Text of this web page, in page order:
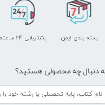
پشتیبانی ۲۴ ساعته بسته بندی ایمن
دنبال چه محصولی هستید؟